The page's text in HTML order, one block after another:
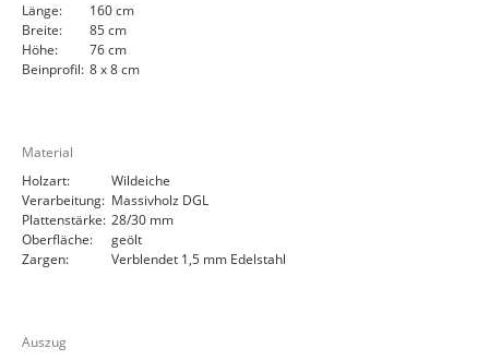
Länge:
160 cm
Breite:
85 cm
Höhe:
76 cm
Beinprofil: 8 x 8 cm
Material
Holzart:
Wildeiche
Verarbeitung: Massivholz DGL
Plattenstärke: 28/30 mm
Oberfläche:
geölt
Zargen:
Verblendet 1,5 mm Edelstahl
Auszug